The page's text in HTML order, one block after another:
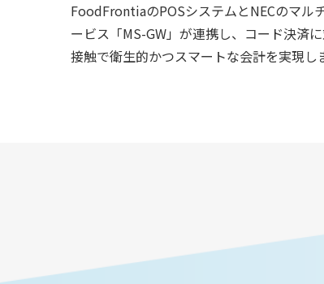
FoodFrontiaのPOSシステムとNECのマル
ービス「MS-GW」が連携し、コード決済
接触で衛生的かつスマートな会計を実現し